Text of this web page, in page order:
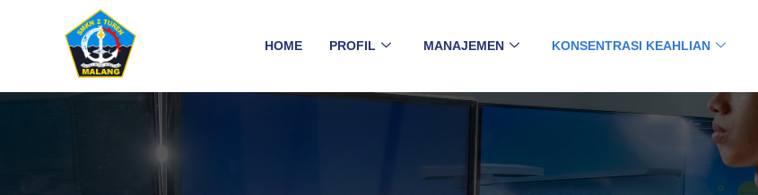
HOME PROFIL MANAJEMEN KONSENTRASI KEAHLIAN